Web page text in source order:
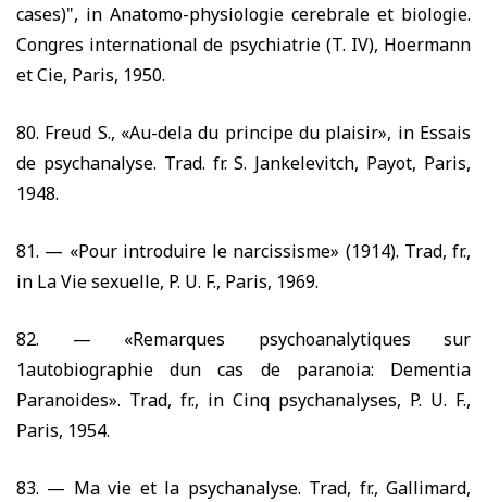
cases)", in Anatomo-physiologie cerebrale et biologie.
Congres international de psychiatrie (T. IV), Hoermann
et Cie, Paris, 1950.
80. Freud S., «Au-dela du principe du plaisir», in Essais
de psychanalyse. Trad. fr. S. Jankelevitch, Payot, Paris,
1948.
81. — «Pour introduire le narcissisme» (1914). Trad, fr.,
in La Vie sexuelle, P. U. F., Paris, 1969.
82. — «Remarques psychoanalytiques sur
1autobiographie dun cas de paranoia: Dementia
Paranoides». Trad, fr., in Cinq psychanalyses, P. U. F.,
Paris, 1954.
83. — Ma vie et la psychanalyse. Trad, fr., Gallimard,